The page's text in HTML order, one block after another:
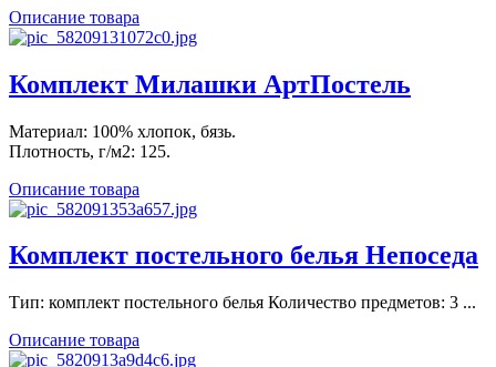
Описание товара
Комплект Милашки АртПостель
Материал: 100% хлопок, бязь.
Плотность, г/м2: 125.
Описание товара
Комплект постельного белья Непоседа
Тип: комплект постельного белья Количество предметов: 3 ...
Описание товара